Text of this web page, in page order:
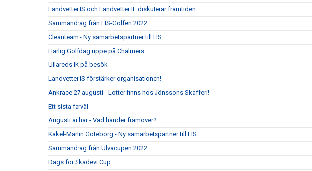
Landvetter IS och Landvetter IF diskuterar framtiden
Sammandrag från LIS-Golfen 2022
Cleanteam - Ny samarbetspartner till LIS
Härlig Golfdag uppe på Chalmers
Ullareds IK på besök
Landvetter IS förstärker organisationen!
Ankrace 27 augusti - Lotter finns hos Jönssons Skafferi!
Ett sista farväl
Augusti är här - Vad händer framöver?
Kakel-Martin Göteborg - Ny samarbetspartner till LIS
Sammandrag från Ulvacupen 2022
Dags för Skadevi Cup